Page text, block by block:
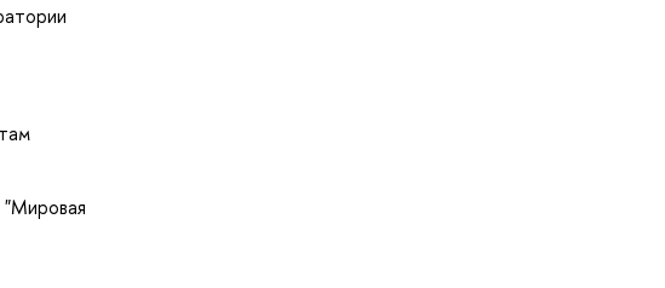
"Мировая